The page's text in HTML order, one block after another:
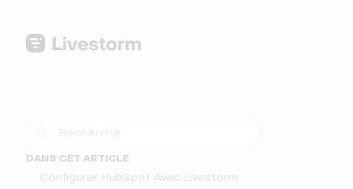
DANS CET ARTICLE
Configurer HubSpot Avec Livestorm